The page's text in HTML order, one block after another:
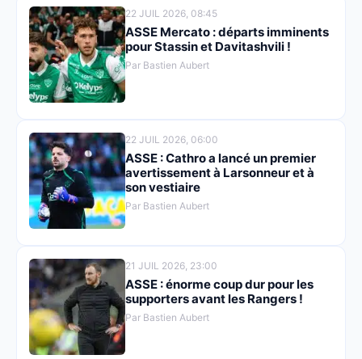
22 JUIL 2026, 08:45
ASSE Mercato : départs imminents
pour Stassin et Davitashvili !
Par Bastien Aubert
22 JUIL 2026, 06:00
ASSE : Cathro a lancé un premier
avertissement à Larsonneur et à
son vestiaire
Par Bastien Aubert
21 JUIL 2026, 23:00
ASSE : énorme coup dur pour les
supporters avant les Rangers !
Par Bastien Aubert